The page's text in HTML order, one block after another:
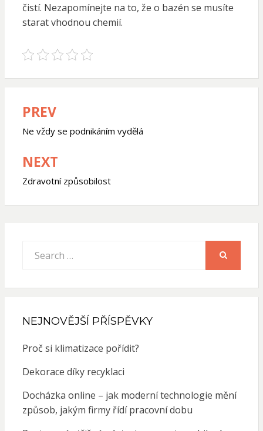
čistí. Nezapomínejte na to, že o bazén se musíte
starat vhodnou chemií.
Navigace
pro
příspěvek
PREV
Ne vždy se podnikáním vydělá
NEXT
Zdravotní způsobilost
for:
NEJNOVĚJŠÍ PŘÍSPĚVKY
Proč si klimatizace pořídit?
Dekorace díky recyklaci
Docházka online – jak moderní technologie mění
způsob, jakým firmy řídí pracovní dobu